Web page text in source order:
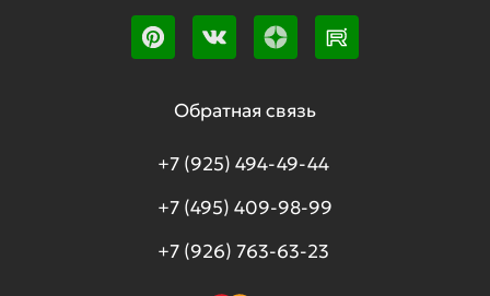
Обратная связь
+7 (925) 494-49-44
+7 (495) 409-98-99
+7 (926) 763-63-23